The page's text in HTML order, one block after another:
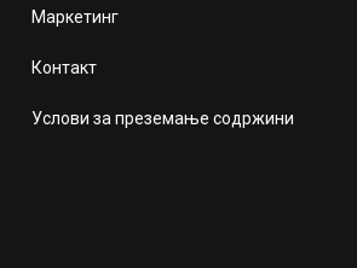
Маркетинг
Контакт
Услови за преземање содржини